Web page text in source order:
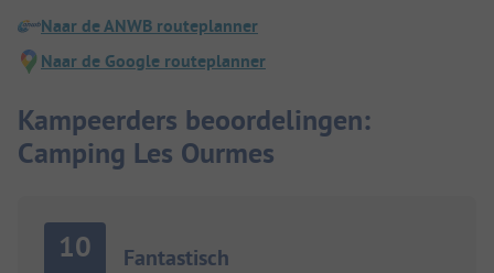
Naar de ANWB routeplanner
Naar de Google routeplanner
Kampeerders beoordelingen:
Camping Les Ourmes
10 Fantastisch